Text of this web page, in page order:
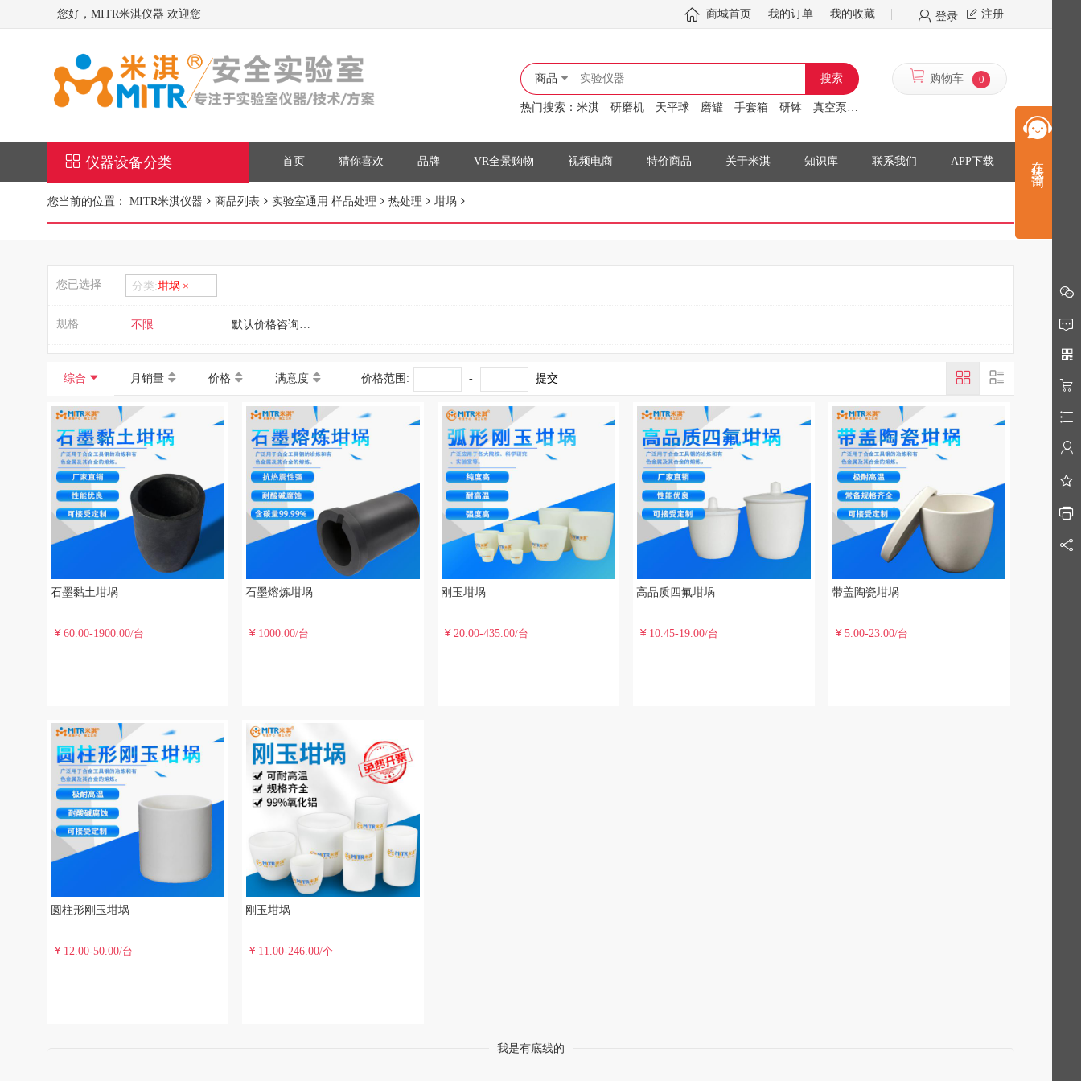
您好，MITR米淇仪器 欢迎您 商城首页 我的订单 我的收藏 登录 注册
商品 搜索
热门搜索：米淇 研磨机 天平球 磨罐 手套箱 研钵 真空泵
购物车 0
仪器设备分类 首页 猜你喜欢 品牌 VR全景购物 视频电商 特价商品 关于米淇 知识库 联系我们 APP下载 留言反馈
您当前的位置： MITR米淇仪器 商品列表 实验室通用 样品处理 热处理 坩埚
您已选择 分类:坩埚
规格 不限 默认价格咨询客服
综合 月销量 价格 满意度 价格范围: - 提交
石墨黏土坩埚
60.00-1900.00/台
石墨熔炼坩埚
1000.00/台
刚玉坩埚
20.00-435.00/台
高品质四氟坩埚
10.45-19.00/台
带盖陶瓷坩埚
5.00-23.00/台
圆柱形刚玉坩埚
12.00-50.00/台
刚玉坩埚
11.00-246.00/个
我是有底线的
在线咨询